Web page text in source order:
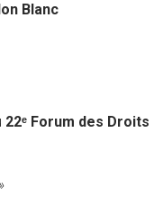
Blanc
22ᵉ Forum des Droits